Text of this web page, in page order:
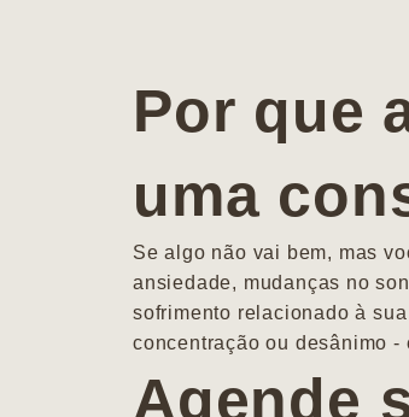
Por que
uma
Se algo não vai bem, mas
ansiedade, mudanças no
sofrimento relacionado à
concentração ou desânimo
Agende